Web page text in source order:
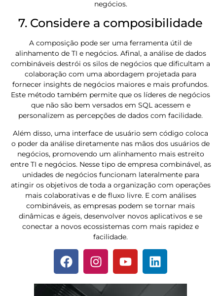
negócios.
7. Considere a composibilidade
A composição pode ser uma ferramenta útil de
alinhamento de TI e negócios. Afinal, a análise de dados
combináveis ​​destrói os silos de negócios que dificultam a
colaboração com uma abordagem projetada para
fornecer insights de negócios maiores e mais profundos.
Este método também permite que os líderes de negócios
que não são bem versados ​​em SQL acessem e
personalizem as percepções de dados com facilidade.
Além disso, uma interface de usuário sem código coloca
o poder da análise diretamente nas mãos dos usuários de
negócios, promovendo um alinhamento mais estreito
entre TI e negócios. Nesse tipo de empresa combinável, as
unidades de negócios funcionam lateralmente para
atingir os objetivos de toda a organização com operações
mais colaborativas e de fluxo livre. E com análises
combináveis, as empresas podem se tornar mais
dinâmicas e ágeis, desenvolver novos aplicativos e se
conectar a novos ecossistemas com mais rapidez e
facilidade.